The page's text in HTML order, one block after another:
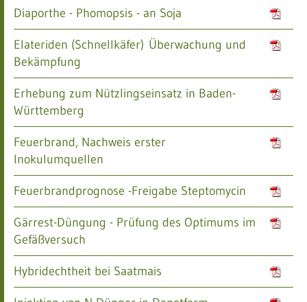
Diaporthe - Phomopsis - an Soja
Elateriden (Schnellkäfer) Überwachung und
Bekämpfung
Erhebung zum Nützlingseinsatz in Baden-
Württemberg
Feuerbrand, Nachweis erster
Inokulumquellen
Feuerbrandprognose -Freigabe Steptomycin
Gärrest-Düngung - Prüfung des Optimums im
Gefäßversuch
Hybridechtheit bei Saatmais